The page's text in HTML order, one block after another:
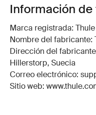
Información
Marca registrada:
Nombre del fabricante:
Dirección del
Hillerstorp, Suecia
Correo electrónico:
Sitio web: